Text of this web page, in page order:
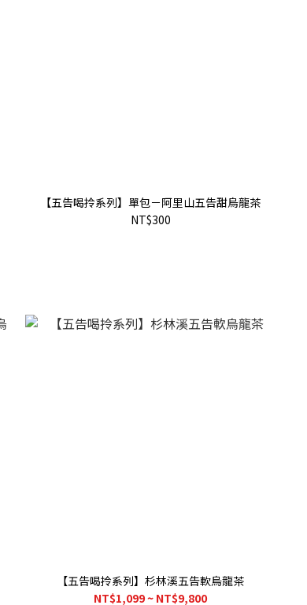
【五告喝拎系列】單包－阿里山五告甜烏龍茶
NT$300
【五告喝拎系列】杉林溪五告軟烏龍茶
NT$1,099 ~ NT$9,800